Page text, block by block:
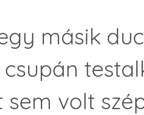
másik
csupán
sem volt